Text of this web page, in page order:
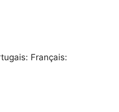
Français: